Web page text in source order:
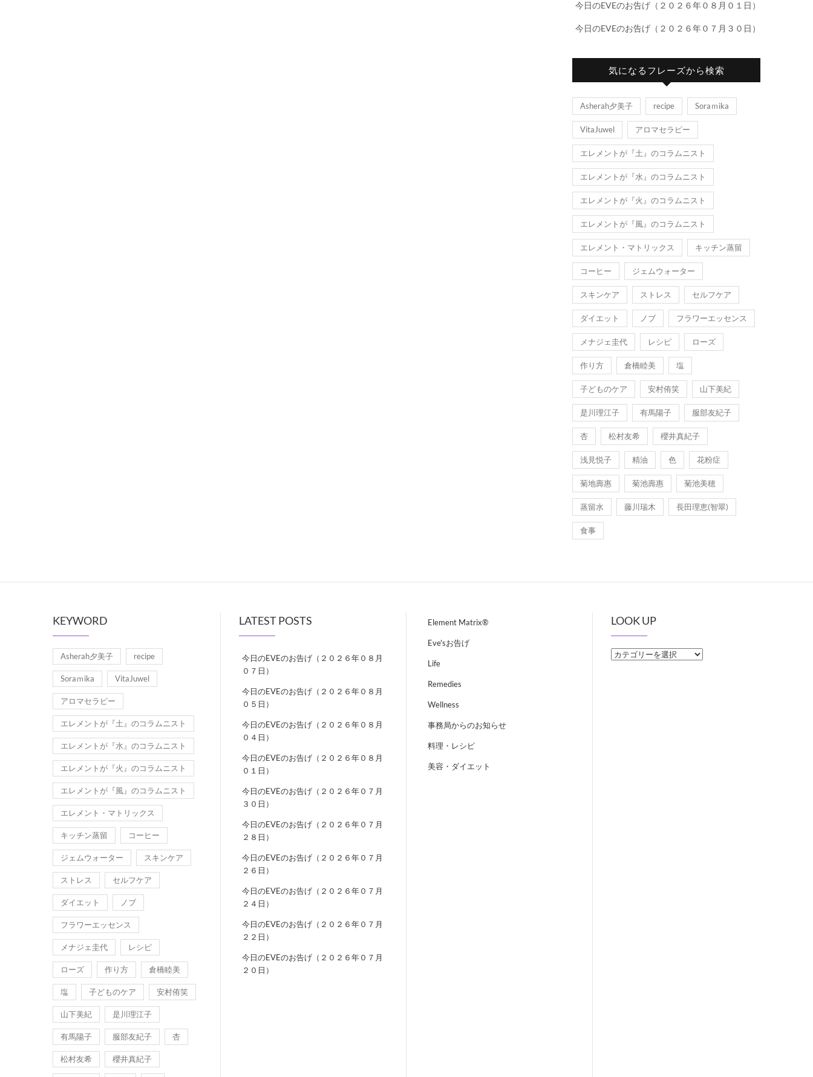
今日のEVEのお告げ（２０２６年０８月０１日）
今日のEVEのお告げ（２０２６年０７月３０日）
気になるフレーズから検索
Asherah夕美子 recipe Soraｍika
VitaJuwel アロマセラピー
エレメントが『土』のコラムニスト
エレメントが『水』のコラムニスト
エレメントが『火』のコラムニスト
エレメントが『風』のコラムニスト
エレメント・マトリックス キッチン蒸留
コーヒー ジェムウォーター
スキンケア ストレス セルフケア
ダイエット ノブ フラワーエッセンス
メナジェ圭代 レシピ ローズ
作り方 倉橋睦美 塩
子どものケア 安村侑笑 山下美紀
是川理江子 有馬陽子 服部友紀子
杏 松村友希 櫻井真紀子
浅見悦子 精油 色 花粉症
菊地壽惠 菊池壽惠 菊池美穂
蒸留水 藤川瑞木 長田理恵(智翠)
食事
KEYWORD
Asherah夕美子 recipe
Soraｍika VitaJuwel
アロマセラピー
エレメントが『土』のコラムニスト
エレメントが『水』のコラムニスト
エレメントが『火』のコラムニスト
エレメントが『風』のコラムニスト
エレメント・マトリックス
キッチン蒸留 コーヒー
ジェムウォーター スキンケア
ストレス セルフケア
ダイエット ノブ
フラワーエッセンス
メナジェ圭代 レシピ
ローズ 作り方 倉橋睦美
塩 子どものケア 安村侑笑
山下美紀 是川理江子
有馬陽子 服部友紀子 杏
松村友希 櫻井真紀子
LATEST POSTS
今日のEVEのお告げ（２０２６年０８月
０７日）
今日のEVEのお告げ（２０２６年０８月
０５日）
今日のEVEのお告げ（２０２６年０８月
０４日）
今日のEVEのお告げ（２０２６年０８月
０１日）
今日のEVEのお告げ（２０２６年０７月
３０日）
今日のEVEのお告げ（２０２６年０７月
２８日）
今日のEVEのお告げ（２０２６年０７月
２６日）
今日のEVEのお告げ（２０２６年０７月
２４日）
今日のEVEのお告げ（２０２６年０７月
２２日）
今日のEVEのお告げ（２０２６年０７月
２０日）
Element Matrix®
Eve'sお告げ
Life
Remedies
Wellness
事務局からのお知らせ
料理・レシピ
美容・ダイエット
LOOK UP
LOOK